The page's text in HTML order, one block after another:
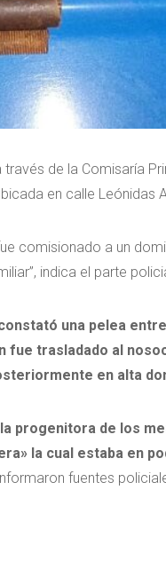
de la Comisaría
en calle Leónidas
comisionado a un
indica el parte
una pelea
fue trasladado al
en alta
progenitora de los
la cual estaba en
fuentes